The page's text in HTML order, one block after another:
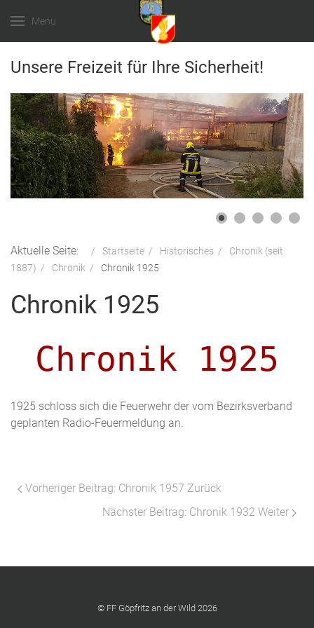
Menu
Unsere Freizeit für Ihre Sicherheit!
Aktuelle Seite: Startseite Historisches
Chronik (seit
1887)
Chronik Chronik 1925
Chronik 1925
Chronik 1925
1925 schloss sich die Feuerwehr der vom Bezirksverband
geplanten Radio-Feuermeldung an.
Vorheriger Beitrag: Chronik 1957 Zurück
Nächster Beitrag: Chronik 1932 Weiter
© FF Göpfritz an der Wild 2026